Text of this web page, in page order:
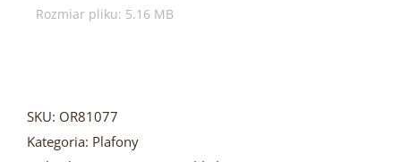
Rozmiar pliku: 5.16 MB
SKU: OR81077
Kategoria: Plafony